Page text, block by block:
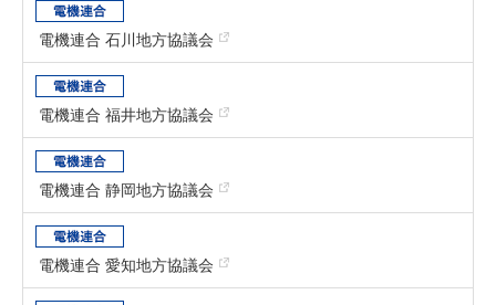
電機連合 石川地方協議会
電機連合 福井地方協議会
電機連合 静岡地方協議会
電機連合 愛知地方協議会